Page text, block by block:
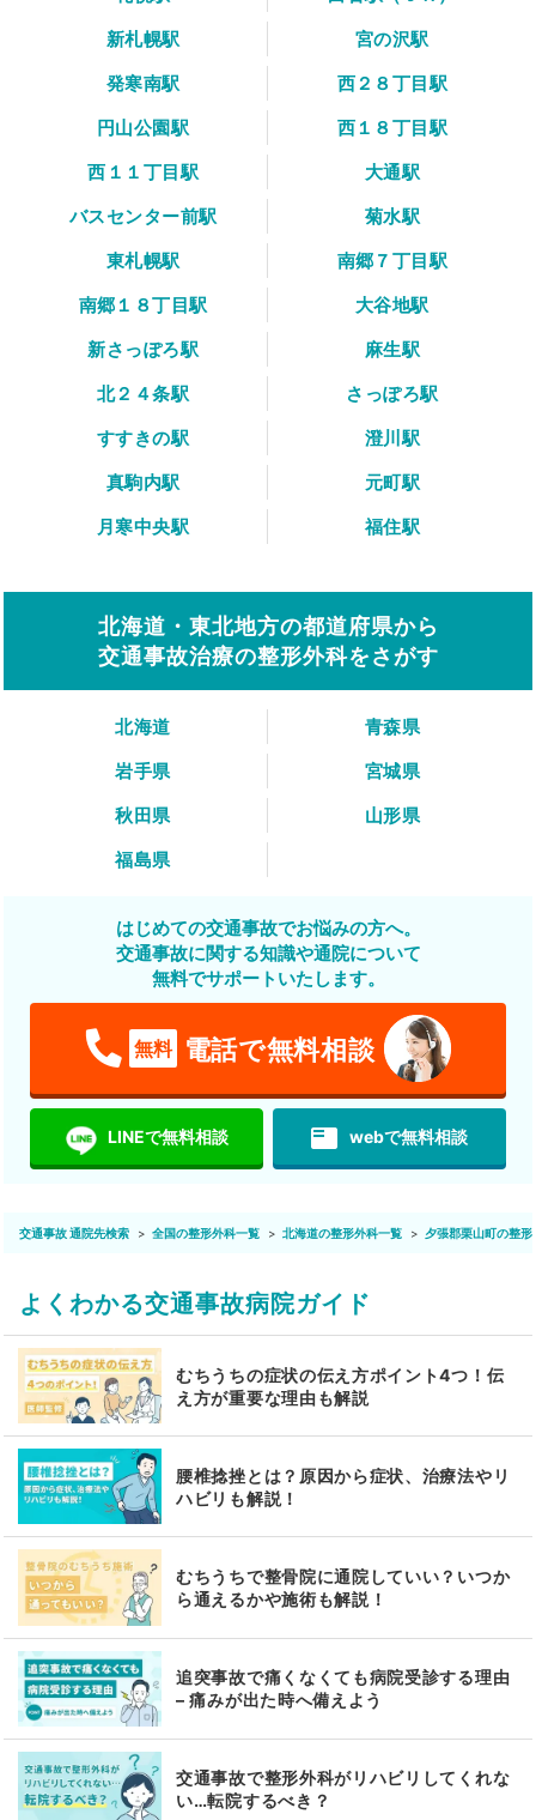
新札幌駅
宮の沢駅
発寒南駅
西２８丁目駅
円山公園駅
西１８丁目駅
西１１丁目駅
大通駅
バスセンター前駅
菊水駅
東札幌駅
南郷７丁目駅
南郷１８丁目駅
大谷地駅
新さっぽろ駅
麻生駅
北２４条駅
さっぽろ駅
すすきの駅
澄川駅
真駒内駅
元町駅
月寒中央駅
福住駅
北海道・東北地方の都道府県から
交通事故治療の整形外科をさがす
北海道
青森県
岩手県
宮城県
秋田県
山形県
福島県
はじめての交通事故でお悩みの方へ。
交通事故に関する知識や通院について
無料でサポートいたします。
無料 電話で無料相談
LINEで無料相談 featured_play_list webで無料相談
交通事故 通院先検索 全国の整形外科一覧 北海道の整形外科一覧 夕張郡栗山町の整形
よくわかる交通事故病院ガイド
むちうちの症状の伝え方ポイント4つ！伝
え方が重要な理由も解説
腰椎捻挫とは？原因から症状、治療法やリ
ハビリも解説！
むちうちで整骨院に通院していい？いつか
ら通えるかや施術も解説！
追突事故で痛くなくても病院受診する理由
– 痛みが出た時へ備えよう
交通事故で整形外科がリハビリしてくれな
い…転院するべき？